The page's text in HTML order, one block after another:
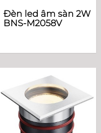
Đèn led âm sàn 2W
BNS-M2058V